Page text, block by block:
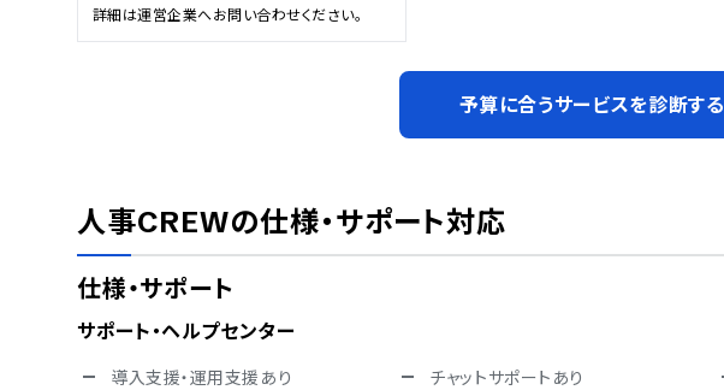
詳細は運営企業へお問い合わせください。
予算に合うサービスを診断する
人事CREWの仕様・サポート対応
仕様・サポート
サポート・ヘルプセンター
導入支援・運用支援あり チャットサポートあり